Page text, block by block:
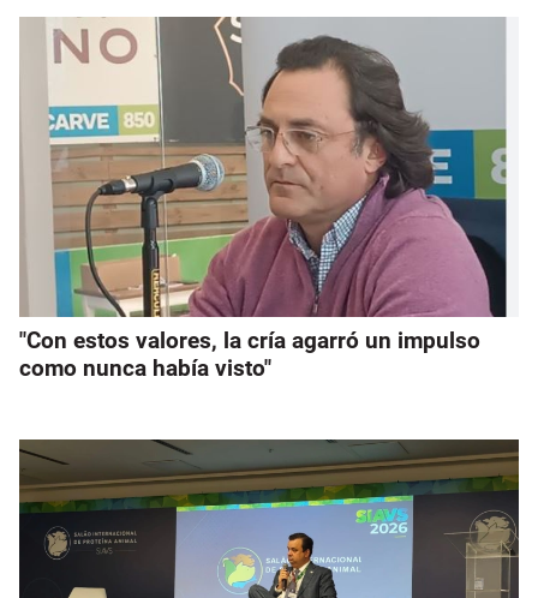
"Con estos valores, la cría agarró un impulso
como nunca había visto"